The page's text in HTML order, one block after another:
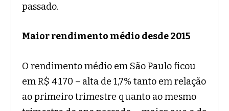
passado.
Maior rendimento médio desde 2015
O rendimento médio em São Paulo ficou
em R$ 4.170 – alta de 1,7% tanto em relação
ao primeiro trimestre quanto ao mesmo